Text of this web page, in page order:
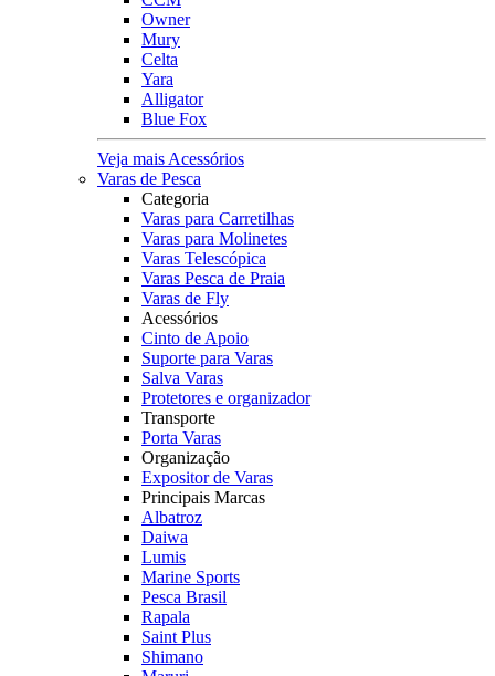
Owner
Mury
Celta
Yara
Alligator
Blue Fox
Veja mais Acessórios
Varas de Pesca
Categoria
Varas para Carretilhas
Varas para Molinetes
Varas Telescópica
Varas Pesca de Praia
Varas de Fly
Acessórios
Cinto de Apoio
Suporte para Varas
Salva Varas
Protetores e organizador
Transporte
Porta Varas
Organização
Expositor de Varas
Principais Marcas
Albatroz
Daiwa
Lumis
Marine Sports
Pesca Brasil
Rapala
Saint Plus
Shimano